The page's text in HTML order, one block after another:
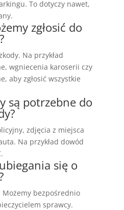
To dotyczy nawet,
zgłosić do
Na przykład
wgniecenia karoserii czy
aby zgłosić wszystkie
są potrzebne do
zdjęcia z miejsca
Na przykład dowód
się o
Możemy bezpośrednio
sprawcy.